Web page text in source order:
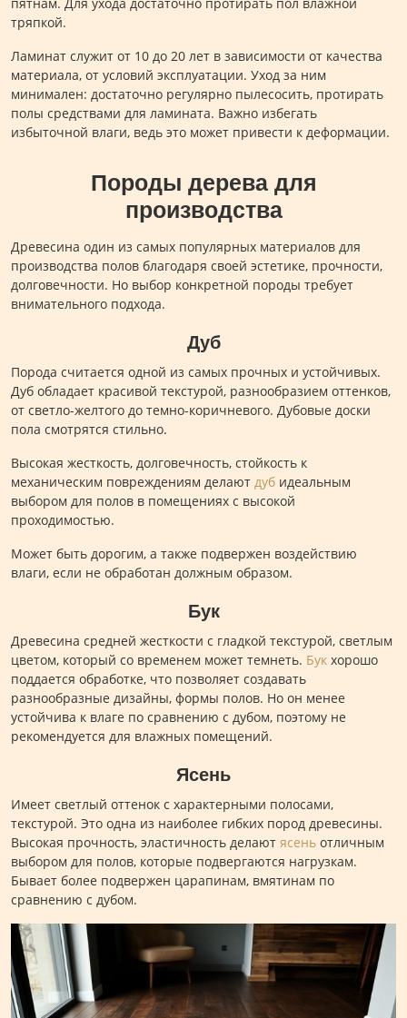
тряпкой.
Ламинат служит от 10 до 20 лет в зависимости от качества
материала, от условий эксплуатации. Уход за ним
минимален: достаточно регулярно пылесосить, протирать
полы средствами для ламината. Важно избегать
избыточной влаги, ведь это может привести к деформации.
Породы дерева для
производства
Древесина один из самых популярных материалов для
производства полов благодаря своей эстетике, прочности,
долговечности. Но выбор конкретной породы требует
внимательного подхода.
Дуб
Порода считается одной из самых прочных и устойчивых.
Дуб обладает красивой текстурой, разнообразием оттенков,
от светло-желтого до темно-коричневого. Дубовые доски
пола смотрятся стильно.
Высокая жесткость, долговечность, стойкость к
механическим повреждениям делают дуб идеальным
выбором для полов в помещениях с высокой
проходимостью.
Может быть дорогим, а также подвержен воздействию
влаги, если не обработан должным образом.
Бук
Древесина средней жесткости с гладкой текстурой, светлым
цветом, который со временем может темнеть. Бук хорошо
поддается обработке, что позволяет создавать
разнообразные дизайны, формы полов. Но он менее
устойчива к влаге по сравнению с дубом, поэтому не
рекомендуется для влажных помещений.
Ясень
Имеет светлый оттенок с характерными полосами,
текстурой. Это одна из наиболее гибких пород древесины.
Высокая прочность, эластичность делают ясень отличным
выбором для полов, которые подвергаются нагрузкам.
Бывает более подвержен царапинам, вмятинам по
сравнению с дубом.